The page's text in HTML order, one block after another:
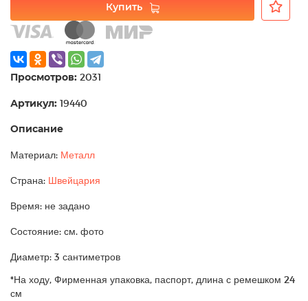
Купить
Просмотров: 2031
Артикул: 19440
Описание
Материал: Металл
Страна: Швейцария
Время: не задано
Состояние: см. фото
Диаметр: 3 сантиметров
*На ходу, Фирменная упаковка, паспорт, длина с ремешком 24
см